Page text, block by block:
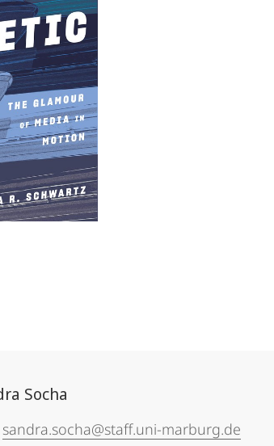
Socha
sandra.socha@staff.uni-marburg.de